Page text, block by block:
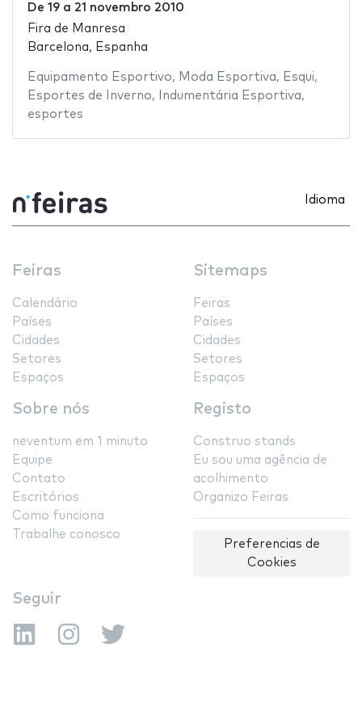
De 19a 21 novembro 2010
Fira de Manresa
Barcelona, Espanha
Equipamento Esportivo, Moda Esportiva, Esqui,
Esportes de Inverno, Indumentária Esportiva,
esportes
Idioma
Feiras
Calendário
Países
Cidades
Setores
Espaços
Sitemaps
Feiras
Países
Cidades
Setores
Espaços
Sobre nós
neventum em 1 minuto
Equipe
Contato
Escritórios
Como funciona
Trabalhe conosco
Registo
Construo stands
Eu sou uma agência de
acolhimento
Organizo Feiras
Preferencias de
Cookies
Seguir